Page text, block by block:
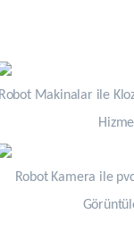
Robot Makinalar ile
Robot Kamera ile pvc